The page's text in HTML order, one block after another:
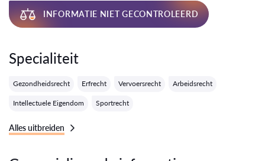
INFORMATIE NIET GECONTROLEERD
Specialiteit
Gezondheidsrecht Erfrecht Vervoersrecht Arbeidsrecht
Intellectuele Eigendom Sportrecht
Alles uitbreiden